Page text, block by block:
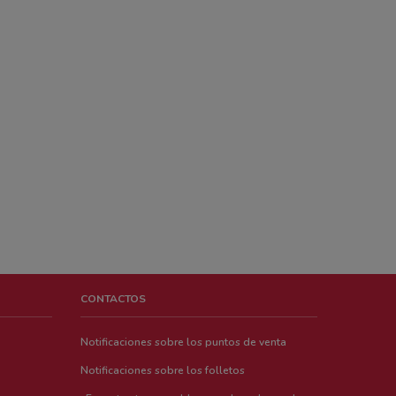
CONTACTOS
Notificaciones sobre los puntos de venta
Notificaciones sobre los folletos